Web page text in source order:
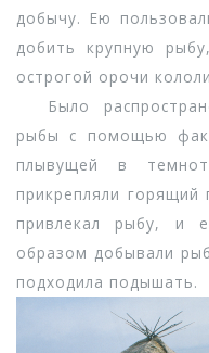
добычу. Ею
добить крупную
острогой орочи
Было
рыбы с помощью
плывущей в
прикрепляли горящий
привлекал рыбу, и
образом добывали
подходила подышать.